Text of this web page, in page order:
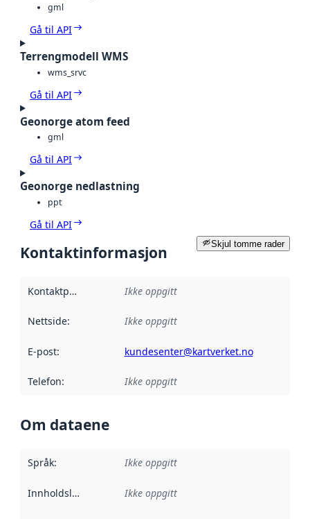
gml
Gå til API
Terrengmodell WMS
wms_srvc
Gå til API
Geonorge atom feed
gml
Gå til API
Geonorge nedlastning
ppt
Gå til API
Skjul tomme rader
Kontaktinformasjon
Kontaktpunkt Ikke oppgitt
Nettside: Ikke oppgitt
E-post: kundesenter@kartverket.no
Telefon: Ikke oppgitt
Om dataene
Språk: Ikke oppgitt
Innholdsleverandører :
Ikke oppgitt